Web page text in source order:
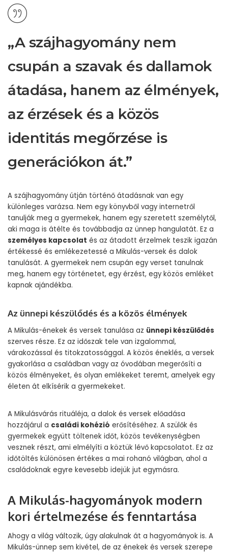
„A szájhagyomány nem
csupán a szavak és dallamok
átadása, hanem az élmények,
az érzések és a közös
identitás megőrzése is
generációkon át.”
A szájhagyomány útján történő átadásnak van egy
különleges varázsa. Nem egy könyvből vagy internetről
tanulják meg a gyermekek, hanem egy szeretett személytől,
aki maga is átélte és továbbadja az ünnep hangulatát. Ez a
személyes kapcsolat és az átadott érzelmek teszik igazán
értékessé és emlékezetessé a Mikulás-versek és dalok
tanulását. A gyermekek nem csupán egy verset tanulnak
meg, hanem egy történetet, egy érzést, egy közös emléket
kapnak ajándékba.
Az ünnepi készülődés és a közös élmények
A Mikulás-énekek és versek tanulása az ünnepi készülődés
szerves része. Ez az időszak tele van izgalommal,
várakozással és titokzatossággal. A közös éneklés, a versek
gyakorlása a családban vagy az óvodában megerősíti a
közös élményeket, és olyan emlékeket teremt, amelyek egy
életen át elkísérik a gyermekeket.
A Mikulásvárás rituáléja, a dalok és versek előadása
hozzájárul a családi kohézió erősítéséhez. A szülők és
gyermekek együtt töltenek időt, közös tevékenységben
vesznek részt, ami elmélyíti a köztük lévő kapcsolatot. Ez az
időtöltés különösen értékes a mai rohanó világban, ahol a
családoknak egyre kevesebb idejük jut egymásra.
A Mikulás-hagyományok modern
kori értelmezése és fenntartása
Ahogy a világ változik, úgy alakulnak át a hagyományok is. A
Mikulás-ünnep sem kivétel, de az énekek és versek szerepe